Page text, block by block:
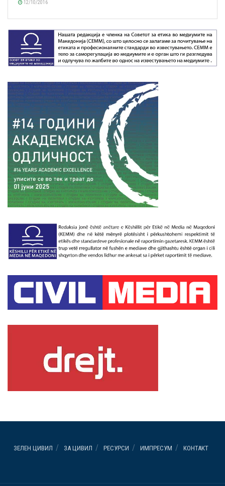
12/10/2016
ЗЕЛЕН ЦИВИЛ ЗА ЦИВИЛ РЕСУРСИ ИМПРЕСУМ КОНТАКТ